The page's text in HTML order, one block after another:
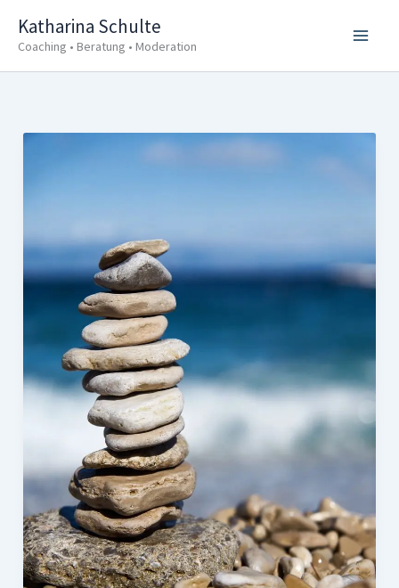
InhaltKatharina Schulte
Coaching • Beratung • Moderation